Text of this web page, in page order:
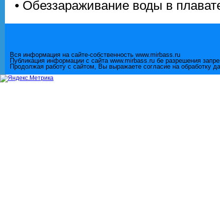
• Обеззараживание воды в
Вся информация на сайте-собственность www.mirbass.ru
Публикация информации с сайта www.mirbass.ru бе разрешения
Продолжая работу с сайтом, Вы выражаете согласие на обработку